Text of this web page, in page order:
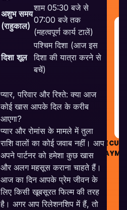
अशुभ समय
(राहुकाल)
शाम 05:30 बजे से
07:00 बजे तक
(महत्वपूर्ण कार्य टालें)
दिशा शूल
पश्चिम दिशा (आज इस
दिशा की यात्रा करने से
बचें)
प्यार, परिवार और रिश्ते: क्या आज
कोई खास आपके दिल के करीब
आएगा?
प्यार और रोमांस के मामले में तुला
राशि वालों का कोई जवाब नहीं। आप
अपने पार्टनर को हमेशा कुछ खास
और अलग महसूस कराना चाहते हैं।
आज का दिन आपके प्रेम जीवन के
लिए किसी खूबसूरत फिल्म की तरह
है। अगर आप रिलेशनशिप में हैं, तो